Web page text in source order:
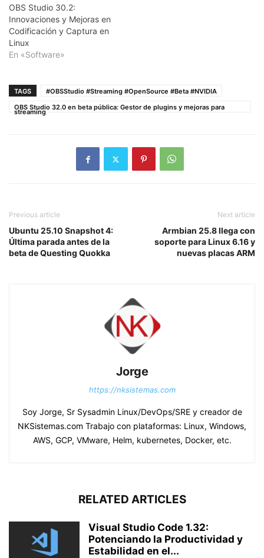
OBS Studio 30.2:
Innovaciones y Mejoras en
Codificación y Captura en
Linux
En «Software»
TAGS
#OBSStudio #Streaming #OpenSource #Beta #NVIDIA
OBS Studio 32.0 en beta pública: Gestor de plugins y mejoras para
streaming
Previous article
Ubuntu 25.10 Snapshot 4:
Última parada antes de la
beta de Questing Quokka
Next article
Armbian 25.8 llega con
soporte para Linux 6.16 y
nuevas placas ARM
Jorge
https://nksistemas.com
Soy Jorge, Sr Sysadmin Linux/DevOps/SRE y creador de
NKSistemas.com Trabajo con plataformas: Linux, Windows,
AWS, GCP, VMware, Helm, kubernetes, Docker, etc.
RELATED ARTICLES
Visual Studio Code 1.32:
Potenciando la Productividad y
Estabilidad en el...